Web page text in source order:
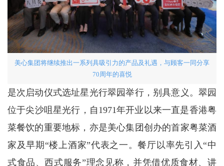
美心集团将继续推出一系列具吸引力的产品及礼遇，与顾客一同分享
70周年的喜悦
是次启动仪式选址星光行翠园举行，别具意义。翠园
位于尖沙咀星光行，自1971年开业以来一直是香港粤
菜餐饮的重要地标，亦是美心集团创办的首家粤菜酒
家及早期“楼上酒家”代表之一。餐厅以率先引入“中
式食品、西式服务”理念见称，并凭借优质食材、讲